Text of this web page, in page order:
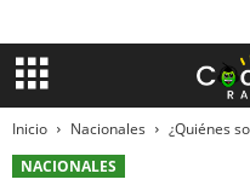
Inicio Nacionales
¿Quiénes
NACIONALES